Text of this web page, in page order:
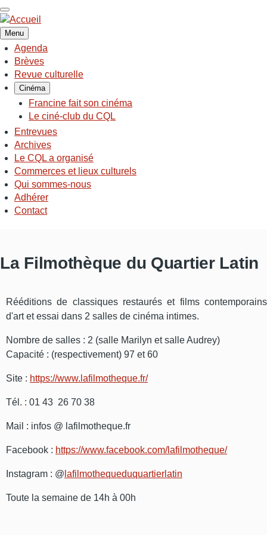
Aller
au
contenu
principal
Menu
NAVIGATION
PRINCIPALE
Agenda
Brèves
Revue culturelle
Cinéma
Francine fait son cinéma
Le ciné-club du CQL
Entrevues
Archives
Le CQL a organisé
Commerces et lieux culturels
Qui sommes-nous
Adhérer
Contact
La Filmothèque du Quartier Latin
Rééditions de classiques restaurés et films contemporains
d'art et essai dans 2 salles de cinéma intimes.
Nombre de salles : 2 (salle Marilyn et salle Audrey)
Capacité : (respectivement) 97 et 60
Site : https://www.lafilmotheque.fr/
Tél. : 01 43 26 70 38
Mail : infos @ lafilmotheque.fr
Facebook : https://www.facebook.com/lafilmotheque/
Instagram : @ lafilmothequeduquartierlatin
Toute la semaine de 14h à 00h